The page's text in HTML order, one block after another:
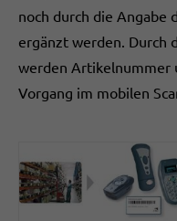
noch durch die Angabe
ergänzt werden. Durch
werden Artikelnummer
Vorgang im mobilen